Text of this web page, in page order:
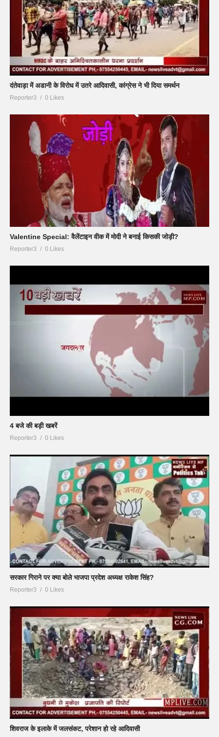
दंतेवाड़ा में अडानी के विरोध में उतरे आदिवासी, कांग्रेस ने भी दिया समर्थन
Reporter3 0 Likes
Valentine Special: वैलेंटाइन वीक में मोदी ने बनाई किसकी जोड़ी?
Reporter3 0 Likes
4 बजे की बड़ी खबरें
Reporter3 0 Likes
सरकार गिराने पर क्या बोले भाजपा प्रदेश अध्यक्ष राकेश सिंह?
Reporter3 0 Likes
शिवराज के इलाके में जलसंकट, परेशान हो रहे आदिवासी